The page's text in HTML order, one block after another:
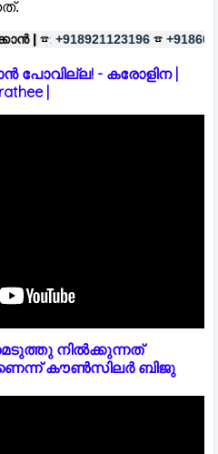
☎ +918606657037
പോവില്ല! - കരോളിന |
|
നിൽക്കുന്നത്
കൗൺസിലർ ബിജു